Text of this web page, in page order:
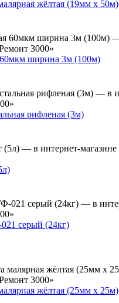
жёлтая (19мм х 50м)
60мкм ширина 3м (100м)
рифленая (3м)
серый (24кг)
жёлтая (25мм х 25м)